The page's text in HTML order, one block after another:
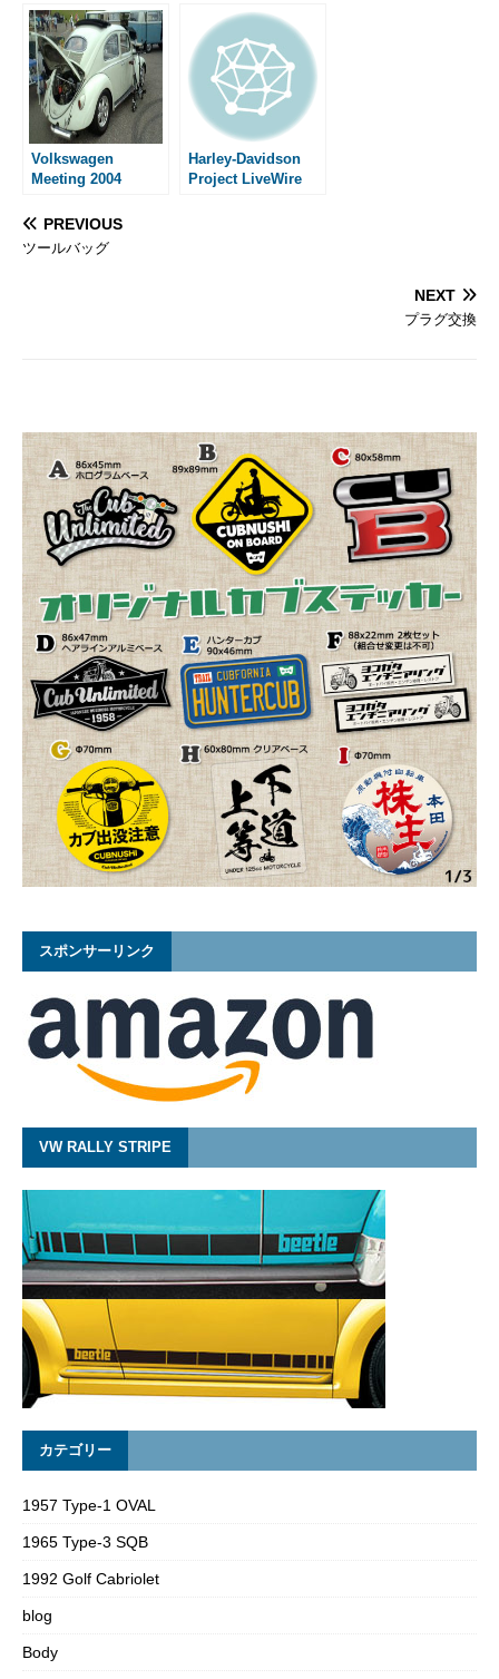
Volkswagen
Meeting 2004
Harley-Davidson
Project LiveWire
PREVIOUS
ツールバッグ
NEXT
プラグ交換
スポンサーリンク
VW RALLY STRIPE
カテゴリー
1957 Type-1 OVAL
1965 Type-3 SQB
1992 Golf Cabriolet
blog
Body